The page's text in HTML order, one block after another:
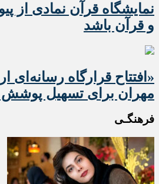
نمایشگاه قرآن نمادی از
و قرآن باشد
«افتتاح قرارگاه رسانه‌ای
مهران برای تسهیل
فرهنگـی